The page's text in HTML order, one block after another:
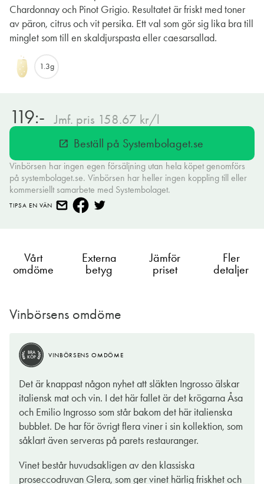
Chardonnay och Pinot Grigio. Resultatet är friskt med toner
av päron, citrus och vit persika. Ett val som gör sig lika bra till
minglet som till en skaldjurspasta eller caesarsallad.
1.3g
119:- Jmf. pris 158.67 kr/l
open_in_new Beställ på Systembolaget.se
Vinbörsen har ingen egen försäljning utan hela köpet genomförs
på systembolaget.se. Vinbörsen har heller ingen koppling till eller
kommersiellt samarbete med Systembolaget.
TIPSA EN VÄN
Vårt
omdöme
Externa
betyg
Jämför
priset
Fler
detaljer
Vinbörsens omdöme
BRA
KÖP
VINBÖRSENS OMDÖME
Det är knappast någon nyhet att släkten Ingrosso älskar
italiensk mat och vin. I det här fallet är det krögarna Åsa
och Emilio Ingrosso som står bakom det här italienska
bubblet. De har för övrigt flera viner i sin kollektion, som
såklart även serveras på parets restauranger.
Vinet består huvudsakligen av den klassiska
proseccodruvan Glera, som ger vinet härlig friskhet och
BRA
KÖP
VINBÖRSENS OMDÖME
är betagande ljust halmgul med rosa stick och doften moget
fruktig och inbjudande. Solvarma gröna äpplen, kanderad
limezest, päronkonfekt, vit persika samt en liten parfymerad ton
av fläderblom och en hint av smörkex och lättrostad mandel.
Förvånansvärt små bubblor möter gommen tillsammans med en
pigg syra och väl avvägd, mjuk och perfekt sötmogen frukt.